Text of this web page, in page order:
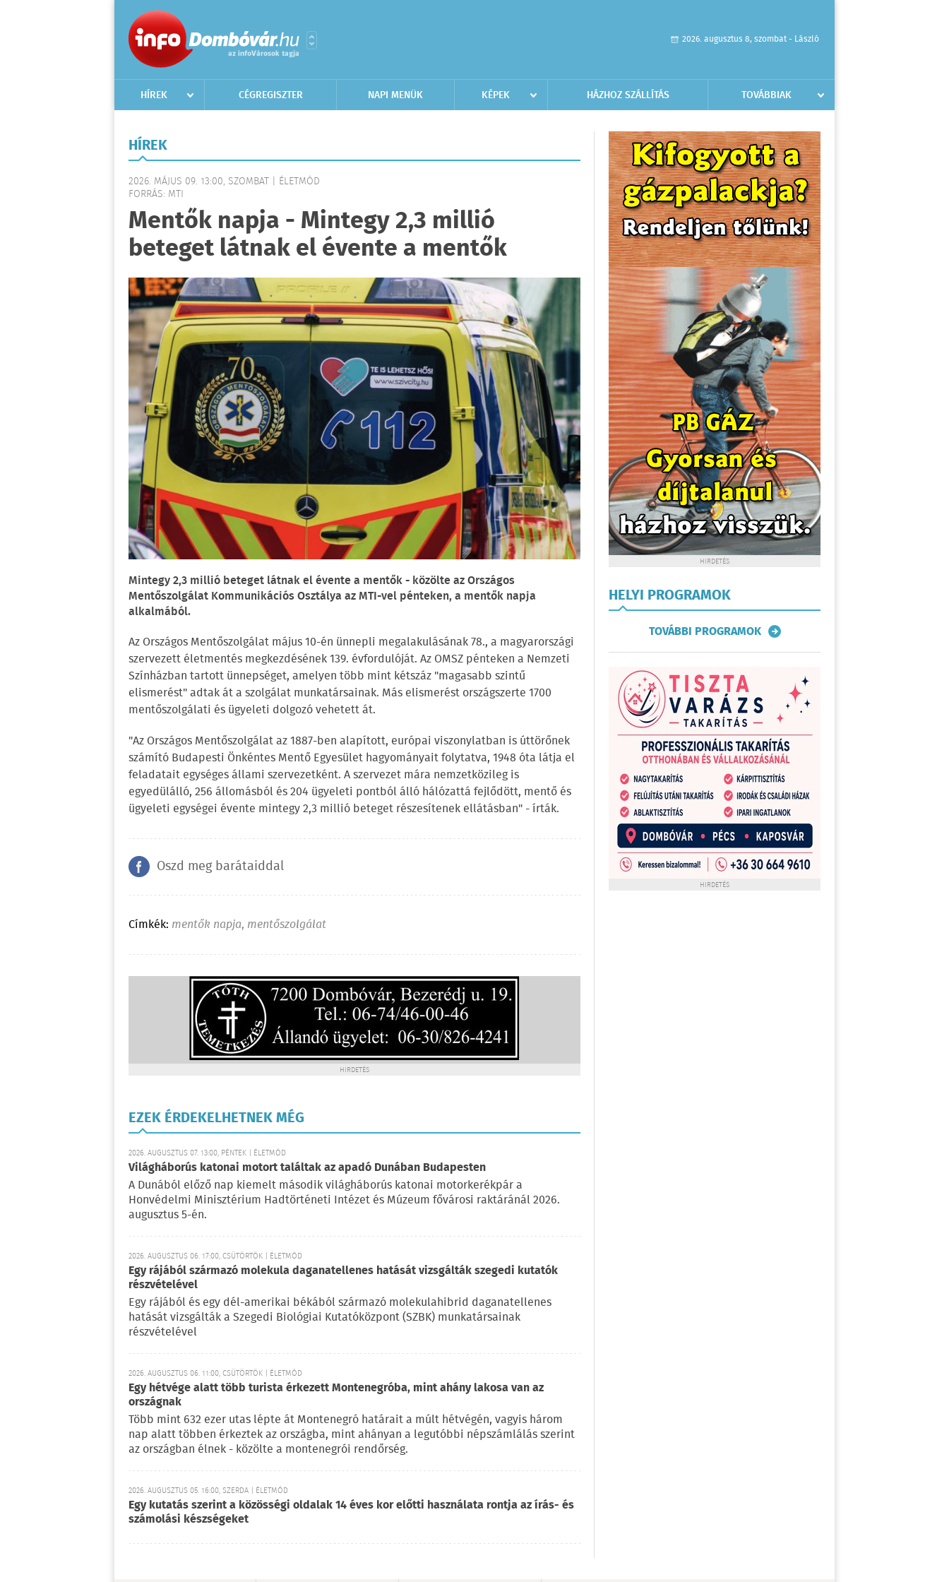
2026. augusztus 8, szombat - László
HÍREK CÉGREGISZTER NAPI MENÜK KÉPEK HÁZHOZ SZÁLLÍTÁS TOVÁBBIAK
HÍREK
2026. MÁJUS 09. 13:00, SZOMBAT | ÉLETMÓD
FORRÁS: MTI
Mentők napja - Mintegy 2,3 millió
beteget látnak el évente a mentők
Mintegy 2,3 millió beteget látnak el évente a mentők - közölte az Országos
Mentőszolgálat Kommunikációs Osztálya az MTI-vel pénteken, a mentők napja
alkalmából.
Az Országos Mentőszolgálat május 10-én ünnepli megalakulásának 78., a magyarországi
szervezett életmentés megkezdésének 139. évfordulóját. Az OMSZ pénteken a Nemzeti
Színházban tartott ünnepséget, amelyen több mint kétszáz "magasabb szintű
elismerést" adtak át a szolgálat munkatársainak. Más elismerést országszerte 1700
mentőszolgálati és ügyeleti dolgozó vehetett át.
"Az Országos Mentőszolgálat az 1887-ben alapított, európai viszonylatban is úttörőnek
számító Budapesti Önkéntes Mentő Egyesület hagyományait folytatva, 1948 óta látja el
feladatait egységes állami szervezetként. A szervezet mára nemzetközileg is
egyedülálló, 256 állomásból és 204 ügyeleti pontból álló hálózattá fejlődött, mentő és
ügyeleti egységei évente mintegy 2,3 millió beteget részesítenek ellátásban" - írták.
Oszd meg barátaiddal
Címkék: mentők napja, mentőszolgálat
HIRDETÉS
EZEK ÉRDEKELHETNEK MÉG
2026. AUGUSZTUS 07. 13:00, PÉNTEK | ÉLETMÓD
Világháborús katonai motort találtak az apadó Dunában Budapesten
A Dunából előző nap kiemelt második világháborús katonai motorkerékpár a
Honvédelmi Minisztérium Hadtörténeti Intézet és Múzeum fővárosi raktáránál 2026.
augusztus 5-én.
2026. AUGUSZTUS 06. 17:00, CSÜTÖRTÖK | ÉLETMÓD
Egy rájából származó molekula daganatellenes hatását vizsgálták szegedi kutatók
részvételével
Egy rájából és egy dél-amerikai békából származó molekulahibrid daganatellenes
hatását vizsgálták a Szegedi Biológiai Kutatóközpont (SZBK) munkatársainak
részvételével
2026. AUGUSZTUS 06. 11:00, CSÜTÖRTÖK | ÉLETMÓD
Egy hétvége alatt több turista érkezett Montenegróba, mint ahány lakosa van az
országnak
Több mint 632 ezer utas lépte át Montenegró határait a múlt hétvégén, vagyis három
nap alatt többen érkeztek az országba, mint ahányan a legutóbbi népszámlálás szerint
az országban élnek - közölte a montenegrói rendőrség.
2026. AUGUSZTUS 05. 16:00, SZERDA | ÉLETMÓD
Egy kutatás szerint a közösségi oldalak 14 éves kor előtti használata rontja az írás- és
számolási készségeket
HIRDETÉS
HELYI PROGRAMOK
TOVÁBBI PROGRAMOK
HIRDETÉS